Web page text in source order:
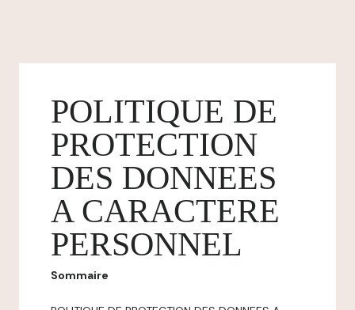
POLITIQUE DE
PROTECTION
DES DONNEES
A CARACTERE
PERSONNEL
Sommaire